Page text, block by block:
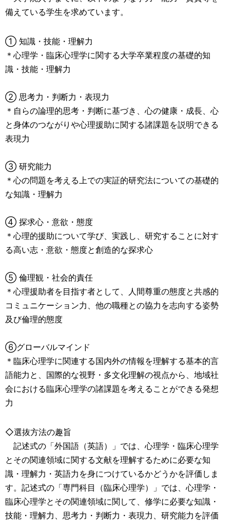
備えている学生を求めています。
① 知識・技能・理解力
＊心理学・臨床心理学に関する大学卒業程度の基礎的知
識・技能・理解力
② 思考力・判断力・表現力
＊自らの論理的思考・判断に基づき、心の健康・成長、心
と身体のつながりや心理援助に関する諸課題を説明できる
表現力
③ 研究能力
＊心の問題を考える上での実証的研究法についての基礎的
な知識・理解力
④ 探求心・意欲・態度
＊心理的援助について学び、実践し、研究することに対す
る高い志・意欲・態度と創造的な探求心
⑤ 倫理観・社会的責任
＊心理援助者を目指す者として、人間尊重の態度と共感的
コミュニケーション力、他の職種との協力を志向する姿勢
及び倫理的態度
⑥グローバルマインド
＊臨床心理学に関連する国内外の情報を理解する基本的言
語能力と、国際的な視野・多文化理解の視点から、地域社
会における臨床心理学の諸課題を考えることができる発想
力
◇選抜方法の趣旨
記述式の「外国語（英語）」では、心理学・臨床心理学
とその関連領域に関する文献を理解するために必要な知
識・理解力・英語力を身につけているかどうかを評価しま
す。記述式の「専門科目（臨床心理学）」では、心理学・
臨床心理学とその関連領域に関して、修学に必要な知識・
技能・理解力、思考力・判断力・表現力、研究能力を評価